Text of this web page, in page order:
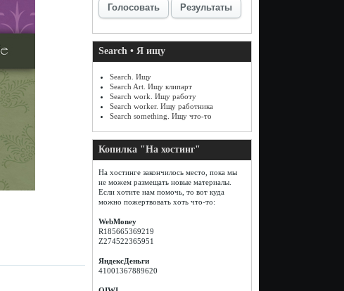
Голосовать Результаты
Search • Я ищу
Search. Ищу
Search Art. Ищу клипарт
Search work. Ищу работу
Search worker. Ищу работника
Search something. Ищу что-то
Копилка "На хостинг"
На хостинге закончилось место, пока мы
не можем размещать новые материалы.
Если хотите нам помочь, то вот куда
можно пожертвовать хоть что-то:
WebMoney
R185665369219
Z274522365951
ЯндексДеньги
41001367889620